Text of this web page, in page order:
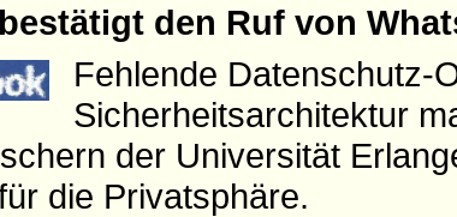
den Ruf von
Fehlende Datenschutz-
Sicherheitsarchitektur
der Universität
die Privatsphäre.